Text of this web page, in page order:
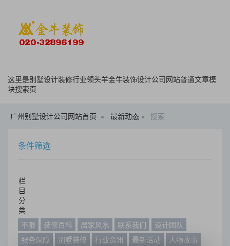
这里是别墅设计装修行业领头羊金牛装饰设计公司网站普通文章模
块搜索页
广州别墅设计公司网站首页 最新动态 搜索
条件筛选
栏
目
分
类
不限
装修百科 居家风水 联系我们
设计团队
服务保障
别墅装修 行业资讯 最新活动
人物故事